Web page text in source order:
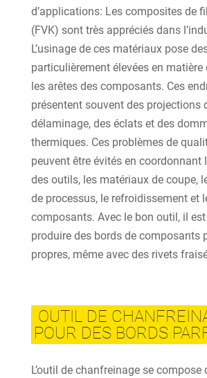
d’applications: Les composites de
(FVK) sont très appréciés dans
L’usinage de ces matériaux pose
particulièrement élevées en matière
les arêtes des composants. Ces
présentent souvent des projections
délaminage, des éclats et des
thermiques. Ces problèmes de
peuvent être évités en coordonnant
des outils, les matériaux de coupe,
de processus, le refroidissement et
composants. Avec le bon outil, il
produire des bords de composants
propres, même avec des rivets
OUTIL DE
POUR DES BORDS
L’outil de chanfreinage se compose